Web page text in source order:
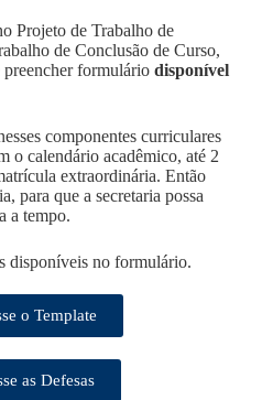
Projeto de Trabalho de
de Conclusão de Curso,
formulário disponível
componentes curriculares
o calendário acadêmico, até 2
extraordinária. Então
para que a secretaria possa
a tempo.
disponíveis no formulário.
o Template
as Defesas